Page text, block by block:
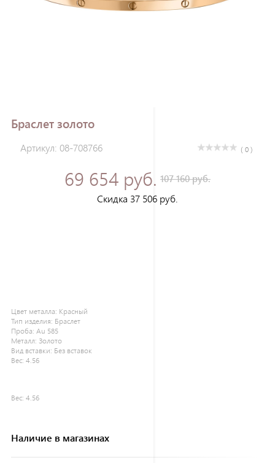
Браслет золото
Артикул: 08-708766 ( 0 )
69 654 руб. 107 160 руб.
Скидка 37 506 руб.
Цвет металла: Красный
Тип изделия: Браслет
Проба: Au 585
Металл: Золото
Вид вставки: Без вставок
Вес: 4.56
Вес: 4.56
Наличие в магазинах